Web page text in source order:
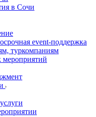
в Сочи
event-поддержка
туркомпаниям